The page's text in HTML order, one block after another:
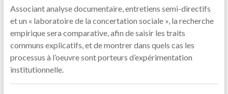
Associant analyse documentaire, entretiens semi-directifs
et un « laboratoire de la concertation sociale », la recherche
empirique sera comparative, afin de saisir les traits
communs explicatifs, et de montrer dans quels cas les
processus à l’oeuvre sont porteurs d’expérimentation
institutionnelle.